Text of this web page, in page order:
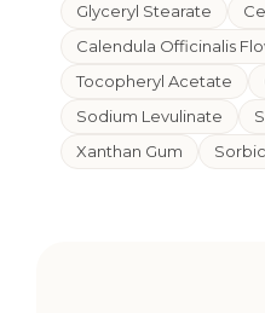
Glyceryl Stearate
Calendula Officinalis
Tocopheryl Acetate
Sodium Levulinate
Xanthan Gum